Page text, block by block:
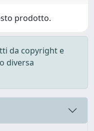
prodotto.
da copyright e
diversa